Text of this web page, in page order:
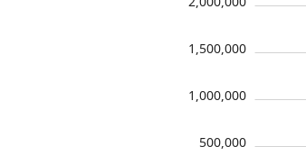
500,000
1,000,000
1,500,000